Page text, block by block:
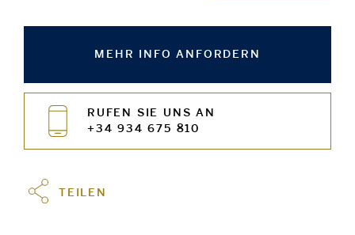
MEHR INFO ANFORDERN
RUFEN SIE UNS AN
+34 934 675 810
TEILEN